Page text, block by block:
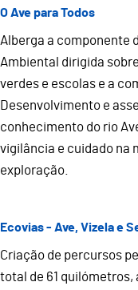
O Ave para Todos
Alberga a componente
Ambiental dirigida
verdes e escolas e a
Desenvolvimento e
conhecimento do rio
vigilância e cuidado na
exploração.
Ecovias - Ave, Vizela e
Criação de percursos
total de 61 quilómetros,